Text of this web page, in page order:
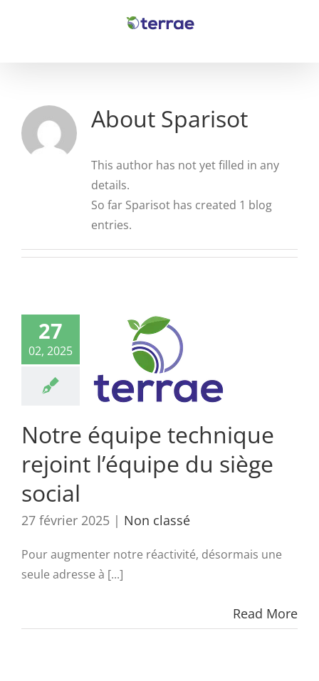
About Sparisot
This author has not yet filled in any
details.
So far Sparisot has created 1 blog
entries.
27
02, 2025
Notre équipe technique
rejoint l’équipe du siège
social
27 février 2025 | Non classé
Pour augmenter notre réactivité, désormais une
seule adresse à [...]
Read More